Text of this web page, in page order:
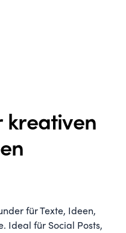
kreativen
für Texte, Ideen,
Ideal für Social Posts,